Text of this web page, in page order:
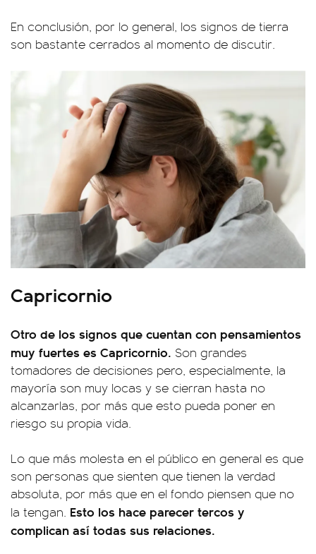
En conclusión, por lo general, los signos de tierra
son bastante cerrados al momento de discutir.
Capricornio
Otro de los signos que cuentan con pensamientos
muy fuertes es Capricornio. Son grandes
tomadores de decisiones pero, especialmente, la
mayoría son muy locas y se cierran hasta no
alcanzarlas, por más que esto pueda poner en
riesgo su propia vida.
Lo que más molesta en el público en general es que
son personas que sienten que tienen la verdad
absoluta, por más que en el fondo piensen que no
la tengan. Esto los hace parecer tercos y
complican así todas sus relaciones.